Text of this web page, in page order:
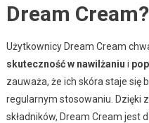
Dream Cream?
Użytkownicy Dream Cream
skuteczność w nawilżaniu i
zauważa, że ich skóra staje się
regularnym stosowaniu. Dzięki
składników, Dream Cream jest